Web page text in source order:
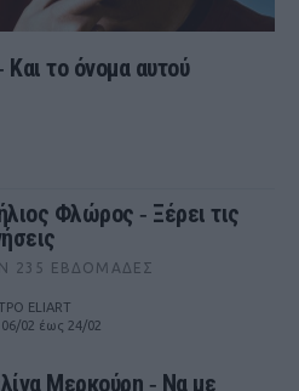
το όνομα αυτού
Φλώρος ‑ Ξέρει τις
235 ΕΒΔΟΜΆΔΕΣ
ELIART
02 έως 24/02
Μερκούρη ‑ Να με